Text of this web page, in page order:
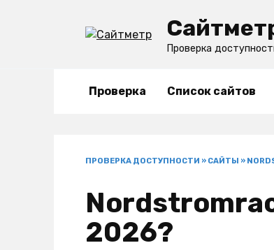
Проверка
Проверка Список сайтов
ПРОВЕРКА ДОСТУПНОСТИ » САЙТЫ »
2026?